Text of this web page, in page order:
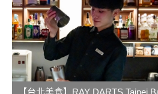
【台北美食】RAY DARTS Taipei